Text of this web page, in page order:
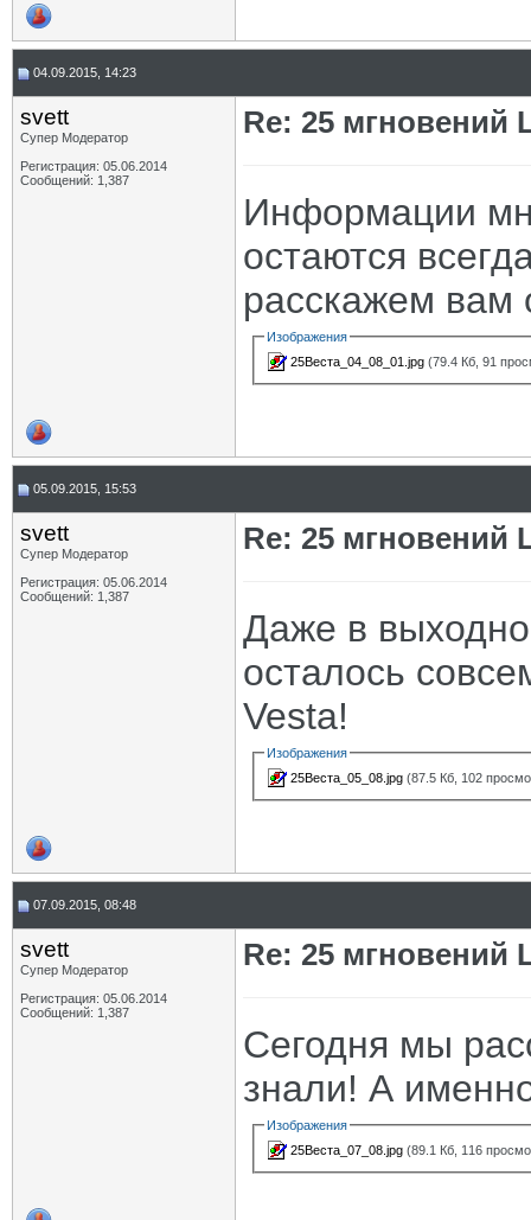
04.09.2015, 14:23
svett
Супер Модератор
Регистрация: 05.06.2014
Сообщений: 1,387
Re: 25 мгновений
Информации
остаются
расскажем вам
Изображения
25Веста_04_08_01.jpg (79.4 Кб, 91
05.09.2015, 15:53
svett
Супер Модератор
Регистрация: 05.06.2014
Сообщений: 1,387
Re: 25 мгновений
Даже в
осталось
Vesta!
Изображения
25Веста_05_08.jpg (87.5 Кб, 102
07.09.2015, 08:48
svett
Супер Модератор
Регистрация: 05.06.2014
Сообщений: 1,387
Re: 25 мгновений
Сегодня мы
знали! А
Изображения
25Веста_07_08.jpg (89.1 Кб, 116